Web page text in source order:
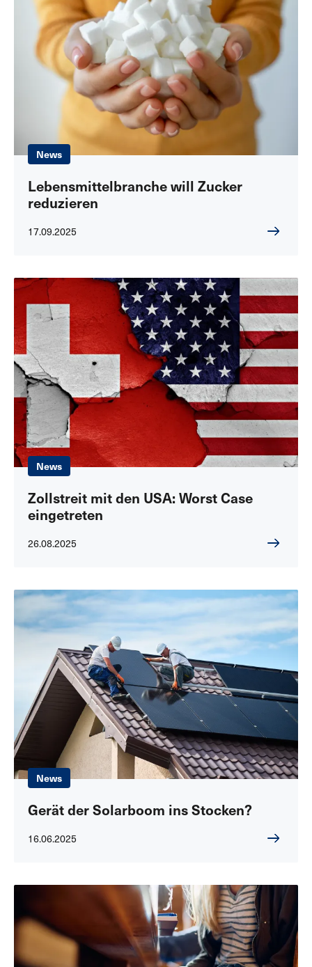
News
Lebensmittelbranche will Zucker
reduzieren
17.09.2025
News
Zollstreit mit den USA: Worst Case
eingetreten
26.08.2025
News
Gerät der Solarboom ins Stocken?
16.06.2025